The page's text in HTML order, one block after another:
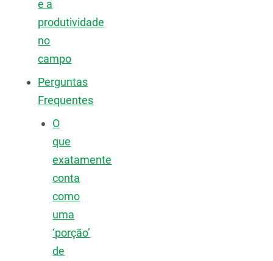
e a
produtividade
no
campo
Perguntas
Frequentes
O
que
exatamente
conta
como
uma
‘porção’
de